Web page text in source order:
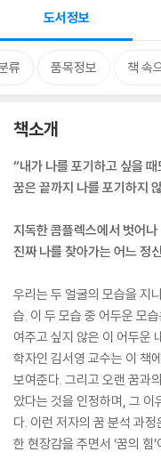
도서정보
류 품목정보 책 속
책소개
“내가 나를 포기하고 싶을 때
꿈은 끝까지 나를 포기하지
지독한 콤플렉스에서 벗어나
진짜 나를 찾아가는 어느 정
우리는 두 얼굴의 모습을 지
습. 이 두 모습 중 어두운 모
여주고 싶지 않은 이 어두
학자인 김서영 교수는 이 책
보여준다. 그리고 오랜 꿈과
았다는 것을 인정하며, 그
다. 이런 저자의 꿈 분석 과
한 현장감을 주면서 ‘꿈의 힘